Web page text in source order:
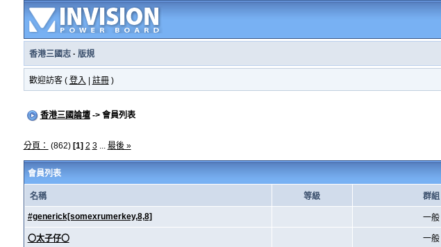
香港三國志· 版規
歡迎訪客 ( 登入 註冊)
香港三國論壇-> 會員列表
分頁： (862) [1] 2 3... 最後 »
會員列表
名稱 等級 群組
#generick[somexrumerkey,8,8] 一般
〇太子仔〇 一般